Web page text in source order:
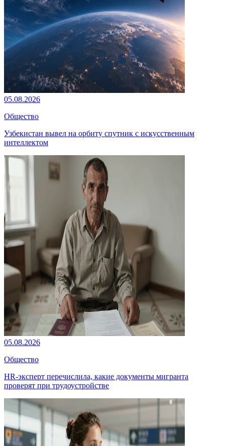
05.08.2026
Общество
Узбекистан вывел на орбиту спутник с искусственным
интеллектом
05.08.2026
Общество
HR-эксперт перечислила, какие документы мигранта
проверят при трудоустройстве